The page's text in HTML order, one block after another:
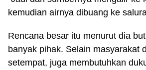
kemudian airnya dibuang ke
Rencana besar itu menurut dia
banyak pihak. Selain masyarakat
setempat, juga membutuhkan